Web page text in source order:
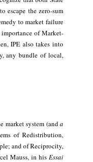
escape the zero-sum
to market failure
of Market-
IPE also takes into
any bundle of local,
market system (anda
of Redistribution,
and of Reciprocity,
Mauss, in his Essai